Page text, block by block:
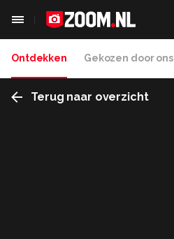
Ontdekken Gekozen door ons
Terug naar overzicht